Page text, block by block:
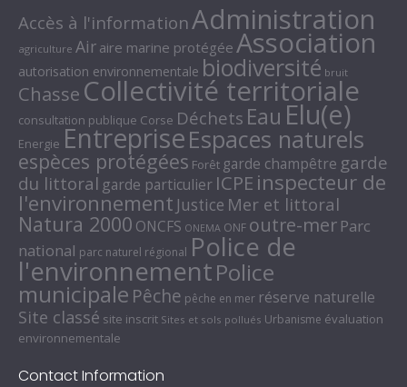
Accès à l'informationAdministration
agriculture Air aire marine protégée Association
autorisation environnementale biodiversité bruit
Chasse Collectivité territoriale
consultation publique Corse Déchets Eau Elu(e)
Energie EntrepriseEspaces naturels
espèces protégées Forêt garde champêtre garde
du littoral garde particulier ICPE inspecteur de
l'environnement Justice Mer et littoral
Natura 2000 ONCFS ONEMA ONF outre-mer Parc
national parc naturel régional Police de
l'environnementPolice
municipale Pêche pêche en mer réserve naturelle
Site classé site inscrit Sites et sols pollués Urbanisme évaluation
environnementale
Contact Information